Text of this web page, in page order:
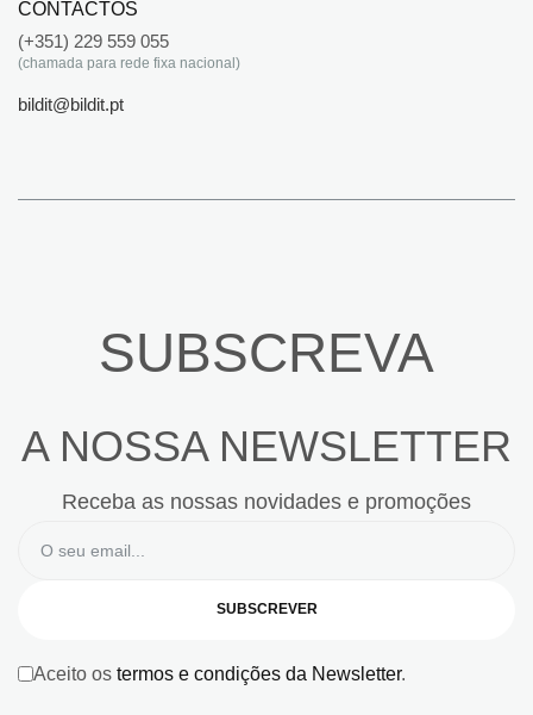
CONTACTOS
(+351) 229 559 055
(chamada para rede fixa nacional)
bildit@bildit.pt
SUBSCREVA
A NOSSA NEWSLETTER
Receba as nossas novidades e promoções
SUBSCREVER
Aceito os termos e condições da Newsletter.